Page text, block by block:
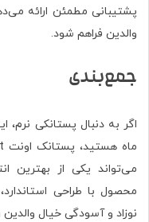
پشتیبانی مطمئن ارائه
والدین فراهم شود.
جمع‌بندی
می‌تواند یکی از بهترین
محصول با طراحی
نوزاد و آسودگی خیال والدین